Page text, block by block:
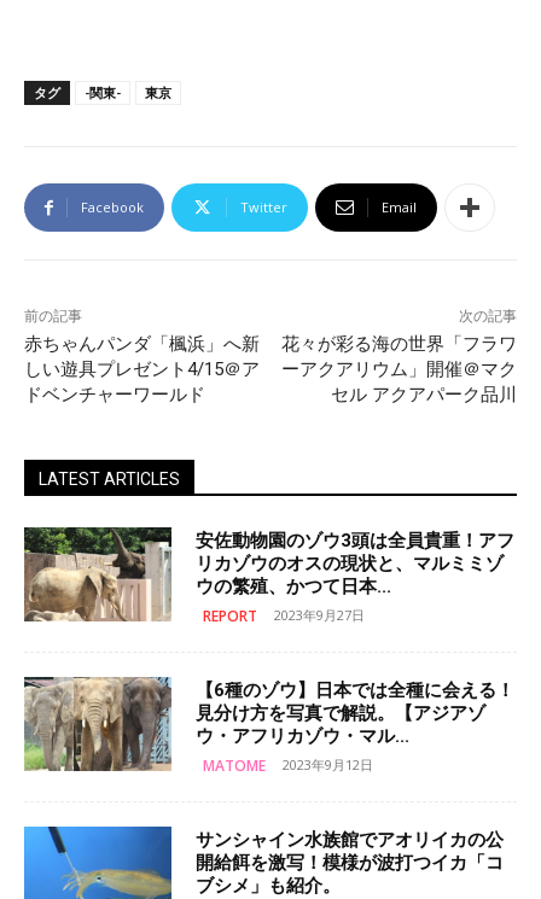
タグ -関東- 東京
Facebook Twitter Email
前の記事
赤ちゃんパンダ「楓浜」へ新
しい遊具プレゼント4/15＠ア
ドベンチャーワールド
次の記事
花々が彩る海の世界「フラワ
ーアクアリウム」開催＠マク
セル アクアパーク品川
LATEST ARTICLES
安佐動物園のゾウ3頭は全員貴重！アフ
リカゾウのオスの現状と、マルミミゾ
ウの繁殖、かつて日本...
REPORT 2023年9月27日
【6種のゾウ】日本では全種に会える！
見分け方を写真で解説。【アジアゾ
ウ・アフリカゾウ・マル...
MATOME 2023年9月12日
サンシャイン水族館でアオリイカの公
開給餌を激写！模様が波打つイカ「コ
ブシメ」も紹介。